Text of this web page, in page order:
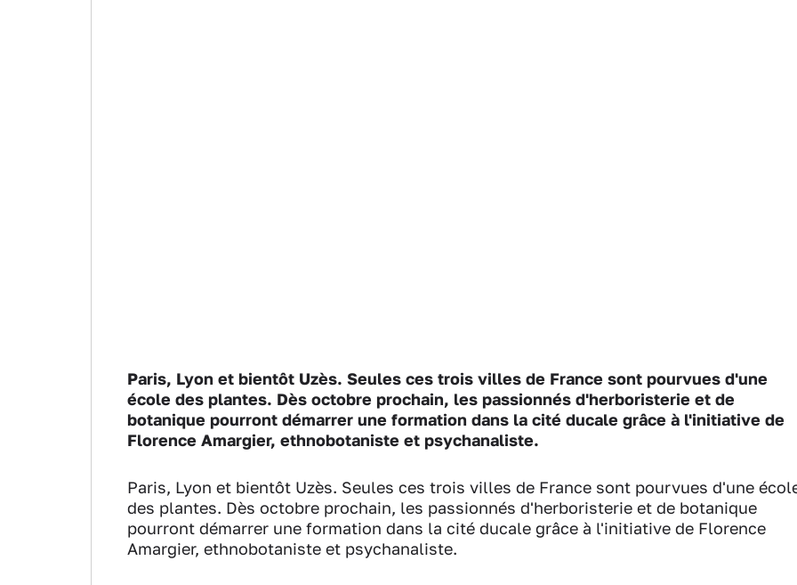
Paris, Lyon et bientôt Uzès. Seules ces trois villes de France sont pourvues d'une
école des plantes. Dès octobre prochain, les passionnés d'herboristerie et de
botanique pourront démarrer une formation dans la cité ducale grâce à l'initiative de
Florence Amargier, ethnobotaniste et psychanaliste.
Paris, Lyon et bientôt Uzès. Seules ces trois villes de France sont pourvues d'une
des plantes. Dès octobre prochain, les passionnés d'herboristerie et de botanique
pourront démarrer une formation dans la cité ducale grâce à l'initiative de Florence
Amargier, ethnobotaniste et psychanaliste.